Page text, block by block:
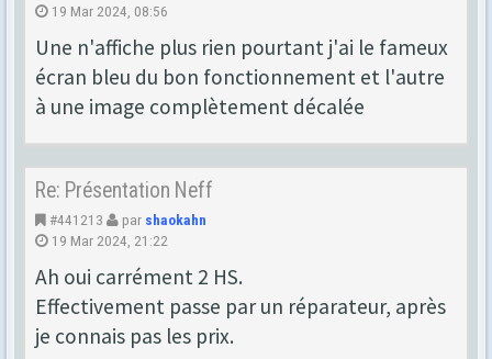
19 Mar 2024, 08:56
Une n'affiche plus rien pourtant j'ai le fameux
écran bleu du bon fonctionnement et l'autre
à une image complètement décalée
Re: Présentation Neff
#441213 par shaokahn
19 Mar 2024, 21:22
Ah oui carrément 2 HS.
Effectivement passe par un réparateur, après
je connais pas les prix.